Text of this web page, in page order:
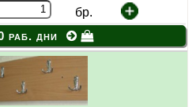
бр.
раб. дни